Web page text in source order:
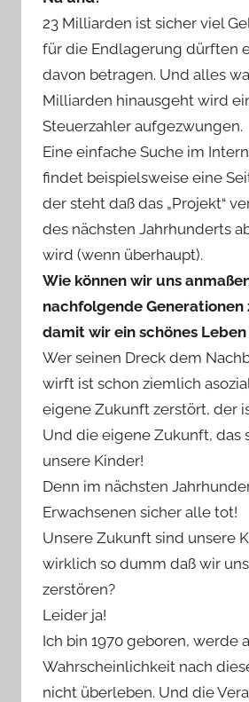
23 Milliarden ist sicher viel
für die Endlagerung dürften
davon betragen. Und alles
Milliarden hinausgeht wird
Steuerzahler aufgezwungen.
Eine einfache Suche im
findet beispielsweise eine
der steht daß das „Projekt“
des nächsten Jahrhunderts
wird (wenn überhaupt).
Wie können wir uns
nachfolgende Generationen
damit wir ein schönes Leben
Wer seinen Dreck dem
wirft ist schon ziemlich
eigene Zukunft zerstört, der
Und die eigene Zukunft, das
unsere Kinder!
Denn im nächsten
Erwachsenen sicher alle tot!
Unsere Zukunft sind unsere
wirklich so dumm daß wir
zerstören?
Leider ja!
Ich bin 1970 geboren, werde
Wahrscheinlichkeit nach
nicht überleben. Und die